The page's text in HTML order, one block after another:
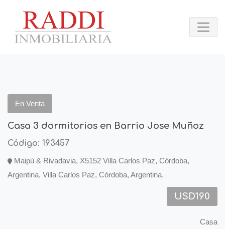
En Venta
Casa 3 dormitorios en Barrio Jose Muñoz
Código: 193457
Maipú & Rivadavia, X5152 Villa Carlos Paz, Córdoba,
Argentina, Villa Carlos Paz, Córdoba, Argentina.
USD190
Casa